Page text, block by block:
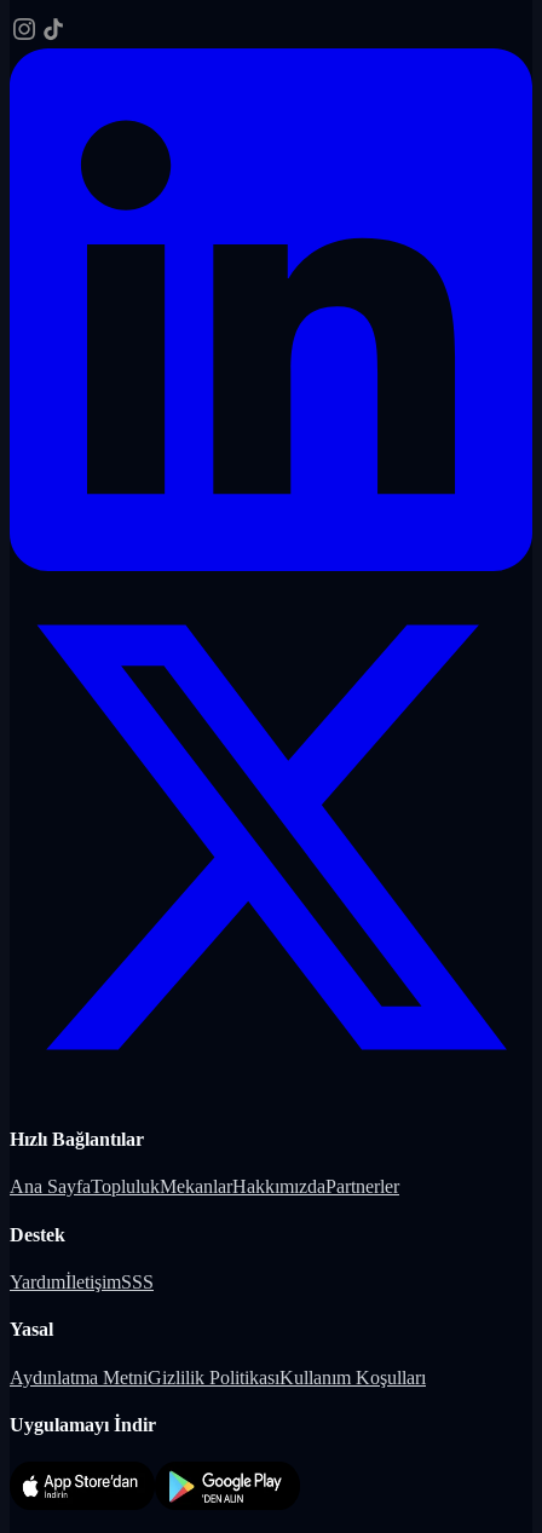
Hızlı Bağlantılar
Ana SayfaToplulukMekanlarHakkımızdaPartnerler
Destek
YardımİletişimSSS
Yasal
Aydınlatma MetniGizlilik PolitikasıKullanım Koşulları
Uygulamayı İndir